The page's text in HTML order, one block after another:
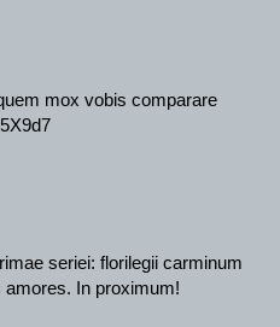
mox vobis comparare
seriei: florilegii carminum